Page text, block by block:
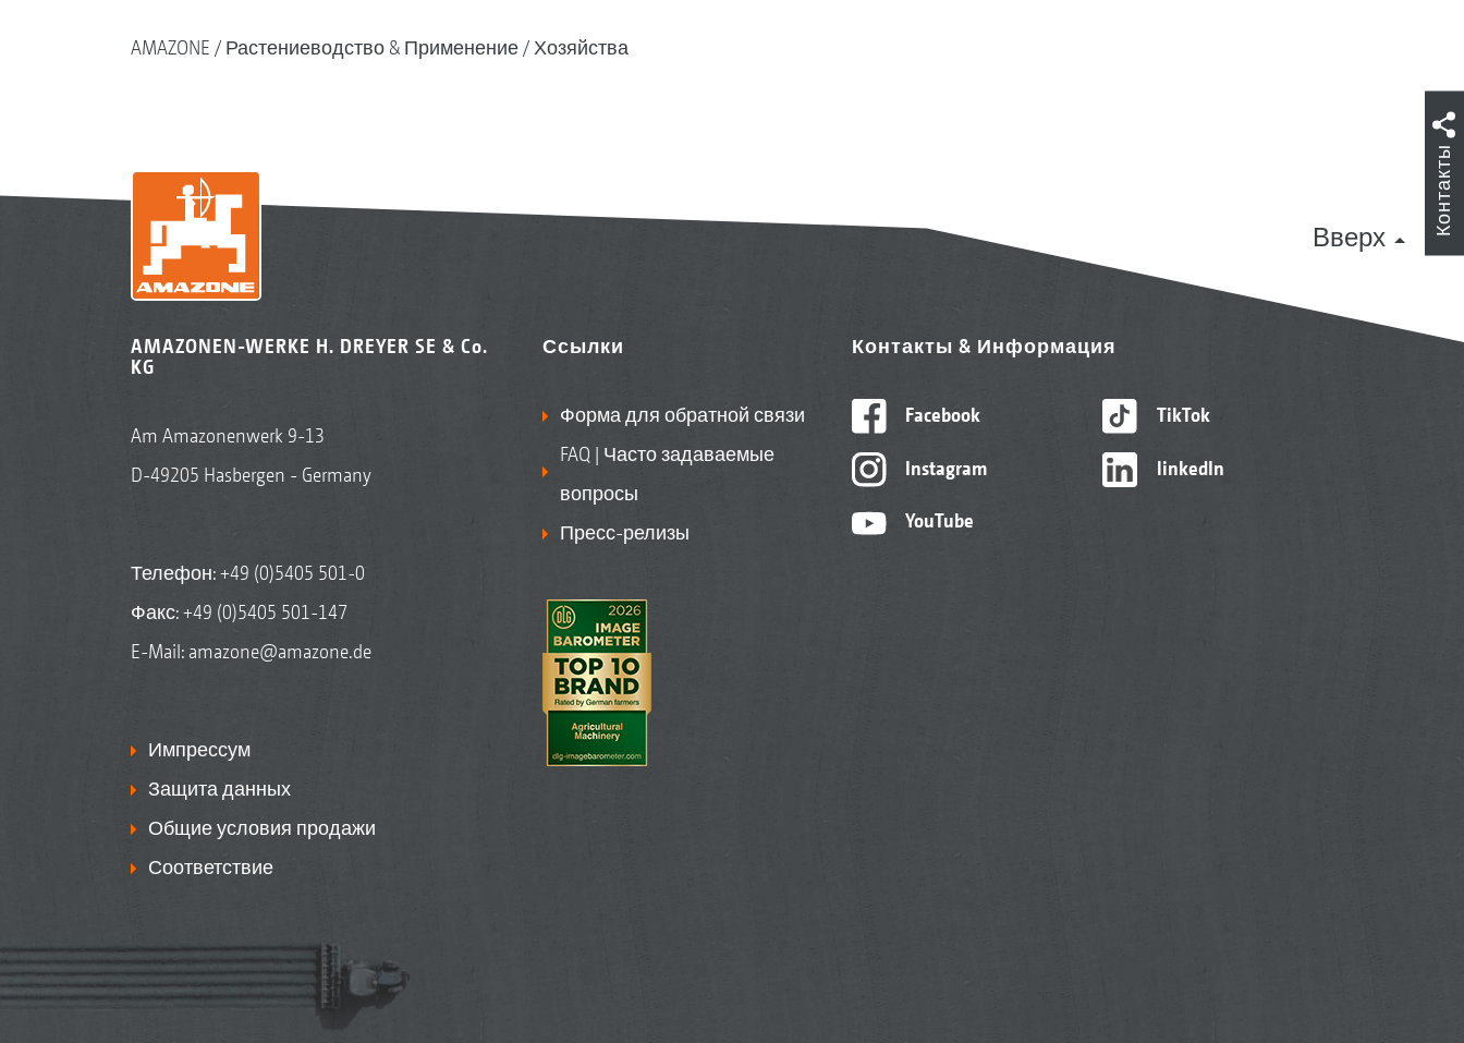
AMAZONE Растениеводство & Применение Хозяйства
Вверх
AMAZONEN-WERKE H. DREYER SE & Co.
KG
Am Amazonenwerk 9-13
D-49205 Hasbergen - Germany
Телефон:+49 (0)5405 501-0
Факс: +49 (0)5405 501-147
E-Mail: amazone@amazone.de
Импрессум
Защита данных
Общие условия продажи
Соответствие
Ссылки
Форма для обратной связи
FAQ | Часто задаваемые
вопросы
Пресс-релизы
Контакты & Информация
Facebook
Instagram
YouTube
TikTok
linkedIn
Контакты